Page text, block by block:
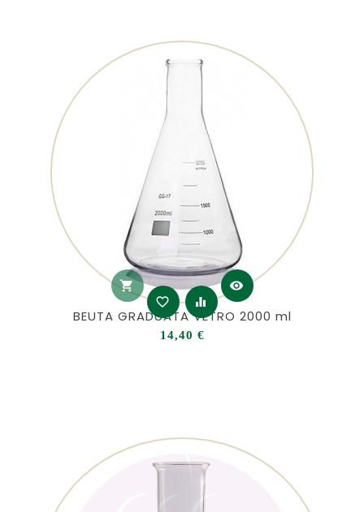
shopping_cart
favorite_border
equalizer
visibility
BEUTA GRADUATA VETRO 2000 ml
14,40 €Prezzo